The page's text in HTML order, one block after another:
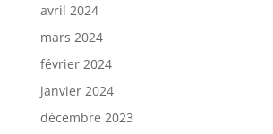
avril 2024
mars 2024
février 2024
janvier 2024
décembre 2023